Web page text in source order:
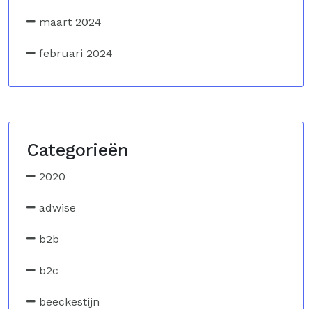
maart 2024
februari 2024
Categorieën
2020
adwise
b2b
b2c
beeckestijn